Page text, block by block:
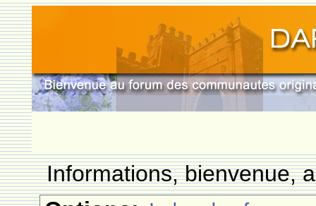
Informations, bienvenue,